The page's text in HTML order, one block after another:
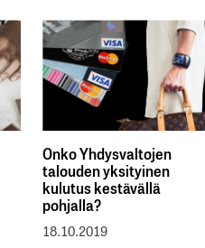
Onko Yhdysvaltojen
talouden yksityinen
kulutus kestävällä
pohjalla?
18.10.2019